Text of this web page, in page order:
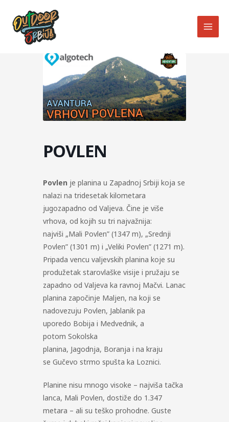
content
POVLEN
Povlen je planina u Zapadnoj Srbiji koja se
nalazi na tridesetak kilometara
jugozapadno od Valjeva. Čine je više
vrhova, od kojih su tri najvažnija:
najviši „Mali Povlen” (1347 m), „Srednji
Povlen” (1301 m) i „Veliki Povlen” (1271 m).
Pripada vencu valjevskih planina koje su
produžetak starovlaške visije i pružaju se
zapadno od Valjeva ka ravnoj Mačvi. Lanac
planina započinje Maljen, na koji se
nadovezuju Povlen, Jablanik pa
uporedo Bobija i Medvednik, a
potom Sokolska
planina, Jagodnja, Boranja i na kraju
se Gučevo strmo spušta ka Loznici.
Planine nisu mnogo visoke – najviša tačka
lanca, Mali Povlen, dostiže do 1.347
metara – ali su teško prohodne. Guste